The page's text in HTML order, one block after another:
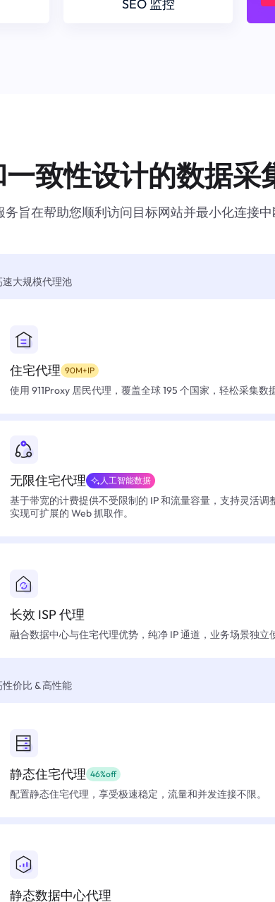
SEO 监控
致性设计的数据采
务旨在帮助您顺利访问目标网站并最小化连接中
速大规模代理池
住宅代理 90M+IP
使用 911Proxy 居民代理，覆盖全球 195 个国家，轻松采集数
无限住宅代理 人工智能数据
基于带宽的计费提供不受限制的 IP 和流量容量，支持灵活调
实现可扩展的 Web 抓取作。
长效 ISP 代理
融合数据中心与住宅代理优势，纯净 IP 通道，业务场景独立
性价比 & 高性能
静态住宅代理 46%off
配置静态住宅代理，享受极速稳定，流量和并发连接不限。
静态数据中心代理